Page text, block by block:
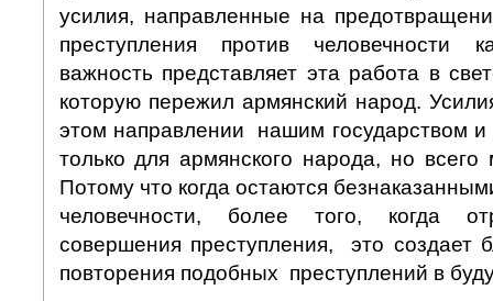
усилия, направленные на
преступления против человечности
важность представляет эта работа в
которую пережил армянский народ.
этом направлении нашим государством
только для армянского народа, но всего
Потому что когда остаются
человечности, более того, когда
совершения преступления, это создает
повторения подобных преступлений в